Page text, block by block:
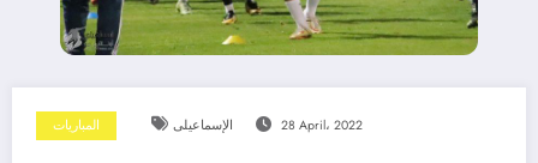
المباريات الإسماعيلى 28 April، 2022